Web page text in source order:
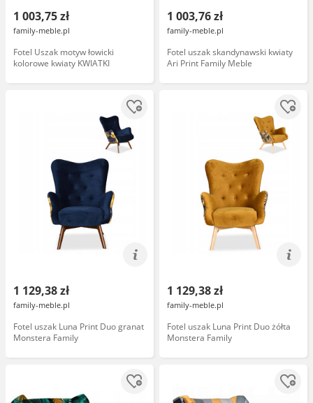
1 003,75 zł
family-meble.pl
Fotel Uszak motyw łowicki
kolorowe kwiaty KWIATKI
1 003,76 zł
family-meble.pl
Fotel uszak skandynawski kwiaty
Ari Print Family Meble
1 129,38 zł
family-meble.pl
Fotel uszak Luna Print Duo granat
Monstera Family
1 129,38 zł
family-meble.pl
Fotel uszak Luna Print Duo żółta
Monstera Family